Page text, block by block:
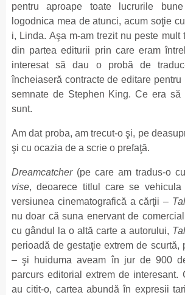
pentru aproape toate lucrurile
logodnica mea de atunci, acum soţie
i, Linda. Aşa m-am trezit nu peste mult
din partea editurii prin care eram
interesat să dau o probă de
încheiaseră contracte de editare pentru
semnate de Stephen King. Ce era să
sunt.
Am dat proba, am trecut-o şi, pe
şi cu ocazia de a scrie o prefaţă.
Dreamcatcher(pe care am tradus-o cu
vise, deoarece titlul care se vehicula
versiunea cinematografică a cărţii –
nu doar că suna enervant de
cu gândul la o altă carte a autorului,
perioadă de gestaţie extrem de scurtă,
– şi huiduma aveam în jur de 900
parcurs editorial extrem de interesant.
au citit-o, cartea abundă în expresii